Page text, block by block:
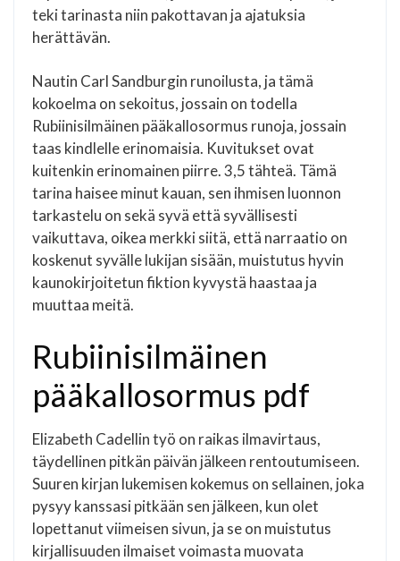
teki tarinasta niin pakottavan ja ajatuksia
herättävän.
Nautin Carl Sandburgin runoilusta, ja tämä
kokoelma on sekoitus, jossain on todella
Rubiinisilmäinen pääkallosormus runoja, jossain
taas kindlelle erinomaisia. Kuvitukset ovat
kuitenkin erinomainen piirre. 3,5 tähteä. Tämä
tarina haisee minut kauan, sen ihmisen luonnon
tarkastelu on sekä syvä että syvällisesti
vaikuttava, oikea merkki siitä, että narraatio on
koskenut syvälle lukijan sisään, muistutus hyvin
kaunokirjoitetun fiktion kyvystä haastaa ja
muuttaa meitä.
Rubiinisilmäinen
pääkallosormus pdf
Elizabeth Cadellin työ on raikas ilmavirtaus,
täydellinen pitkän päivän jälkeen rentoutumiseen.
Suuren kirjan lukemisen kokemus on sellainen, joka
pysyy kanssasi pitkään sen jälkeen, kun olet
lopettanut viimeisen sivun, ja se on muistutus
kirjallisuuden ilmaiset voimasta muovata